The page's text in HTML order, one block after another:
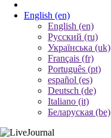
English (en)
English (en)
Русский (ru)
Українська (uk)
Français (fr)
Português (pt)
español (es)
Deutsch (de)
Italiano (it)
Беларуская (be)